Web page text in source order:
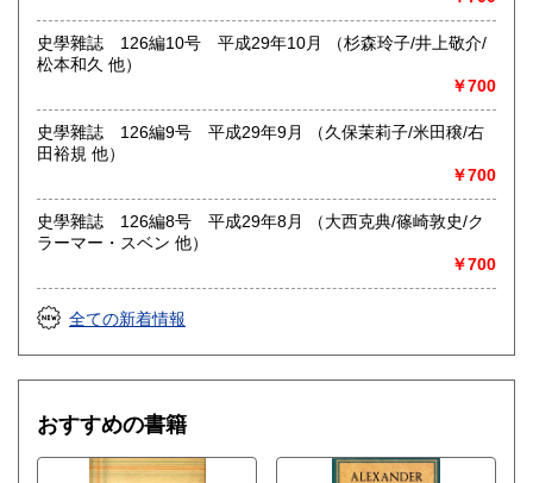
史學雜誌 126編10号 平成29年10月 （杉森玲子/井上敬介/
松本和久 他）
￥700
史學雜誌 126編9号 平成29年9月 （久保茉莉子/米田穣/右
田裕規 他）
￥700
史學雜誌 126編8号 平成29年8月 （大西克典/篠崎敦史/ク
ラーマー・スベン 他）
￥700
全ての新着情報
おすすめの書籍